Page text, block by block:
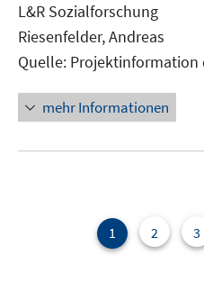
öffnen
L&R Sozialforschung
Riesenfelder, Andreas
Quelle: Projektinformation
mehr Informationen
1 2 3